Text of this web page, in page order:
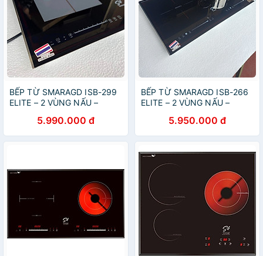
BẾP TỪ SMARAGD ISB-299
ELITE – 2 VÙNG NẤU –
CHIẾC TỪ THÁI LAN (Hàng
chính hãng)
5.990.000 đ
BẾP TỪ SMARAGD ISB-266
ELITE – 2 VÙNG NẤU –
CHIẾC TỪ THÁI LAN( Hàng
chính hãng)
5.950.000 đ